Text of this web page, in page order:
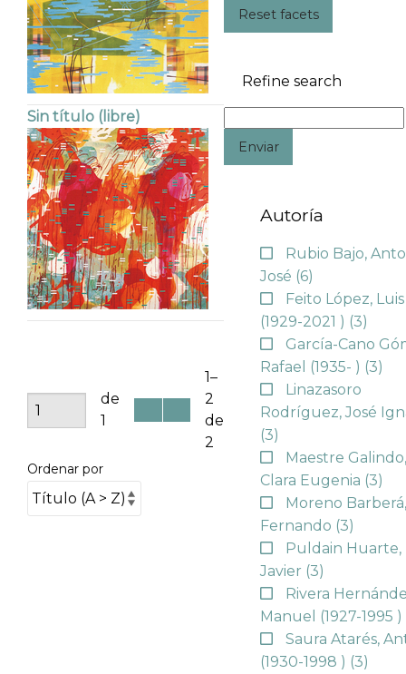
Sin título (libre)
de
1
1–
2
de
2
Ordenar por
Reset facets
Refine search
Enviar
Autoría
Rubio Bajo,
José (6)
Feito López, Luis
(1929-2021 ) (3)
García-Cano
Rafael (1935- ) (3)
Linazasoro
Rodríguez, José
(3)
Maestre
Clara Eugenia (3)
Moreno
Fernando (3)
Puldain Huarte,
Javier (3)
Rivera
Manuel (1927-1995 )
Saura Atarés,
(1930-1998 ) (3)